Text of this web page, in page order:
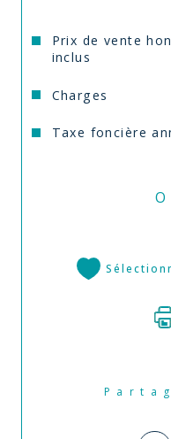
Annonce
Prix de vente
inclus
Charges
Taxe foncière